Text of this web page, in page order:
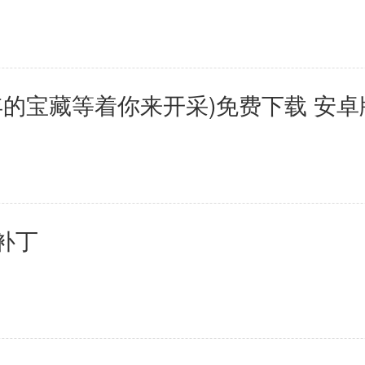
宝藏等着你来开采)免费下载 安
丁